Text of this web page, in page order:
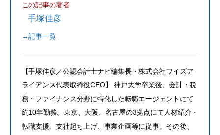
この記事の著者
手塚佳彦
→記事一覧
【手塚佳彦／公認会計士ナビ編集長・株式会社ワイズア
ライアンス代表取締役CEO】 神戸大学卒業後、会計・税
務・ファイナンス分野に特化した転職エージェントにて
約10年勤務。東京、大阪、名古屋の3拠点にて人材紹介・
転職支援、支社起ち上げ、事業企画等に従事。その後、